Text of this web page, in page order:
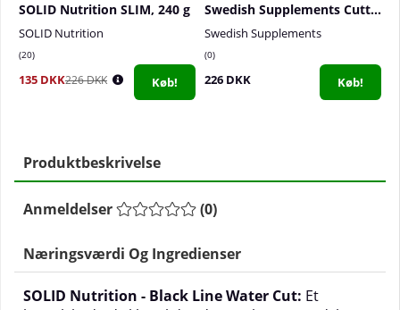
SOLID Nutrition SLIM, 240 g
SOLID Nutrition
20
135 DKK226 DKK Køb!
Swedish Supplements Cutter, 120 caps
Swedish Supplements
0
226 DKK Køb!
Produktbeskrivelse
Anmeldelser (0)
Næringsværdi Og Ingredienser
SOLID Nutrition - Black Line Water Cut: Et